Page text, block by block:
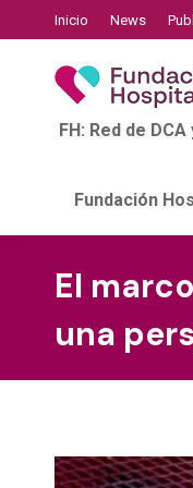
Inicio News
FH: Red de
Fundación
El
una